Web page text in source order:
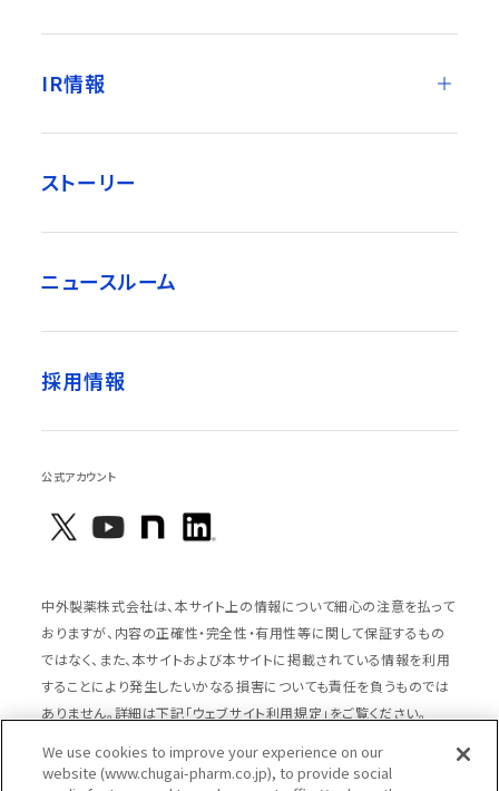
IR情報
ストーリー
ニュースルーム
採用情報
公式アカウント
中外製薬株式会社は、本サイト上の情報について細心の注意を払って
おりますが、内容の正確性・完全性・有用性等に関して保証するもの
ではなく、また、本サイトおよび本サイトに掲載されている情報を利用
することにより発生したいかなる損害についても責任を負うものでは
ありません。詳細は下記「ウェブサイト利用規定」をご覧ください。
We use cookies to improve your experience on our
website (www.chugai-pharm.co.jp), to provide social